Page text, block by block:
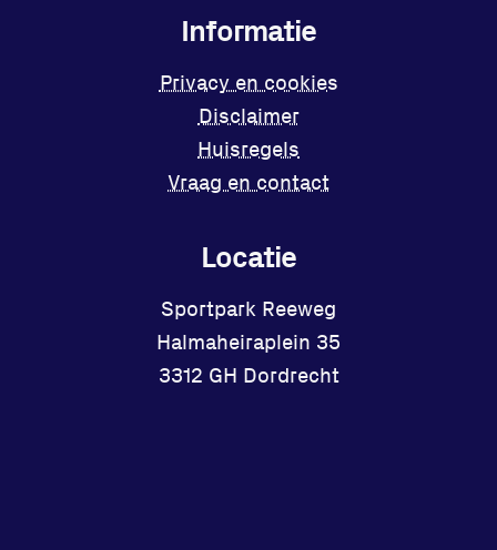
Locatie
Sportpark Reeweg
Halmaheiraplein 35
3312 GH Dordrecht
Informatie
Privacy en cookies
Disclaimer
Huisregels
Vraag en contact